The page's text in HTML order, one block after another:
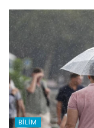
BILIM